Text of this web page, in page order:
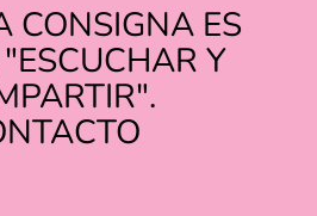
CONSIGNA ES
Y